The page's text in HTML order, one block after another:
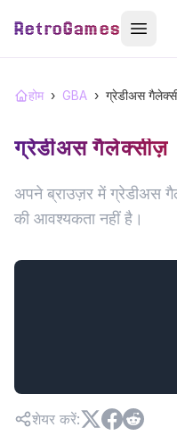
RetroGames
होम › GBA › ग्रेडीअस
ग्रेडीअस गैलेक्सीज़
अपने ब्राउज़र में ग्रेडीअस
की आवश्यकता नहीं है।
शेयर करें: